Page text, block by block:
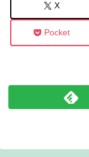
X
Pocket